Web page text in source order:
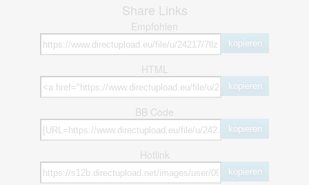
Share Links
Empfohlen
kopieren
HTML
kopieren
BB Code
kopieren
Hotlink
kopieren